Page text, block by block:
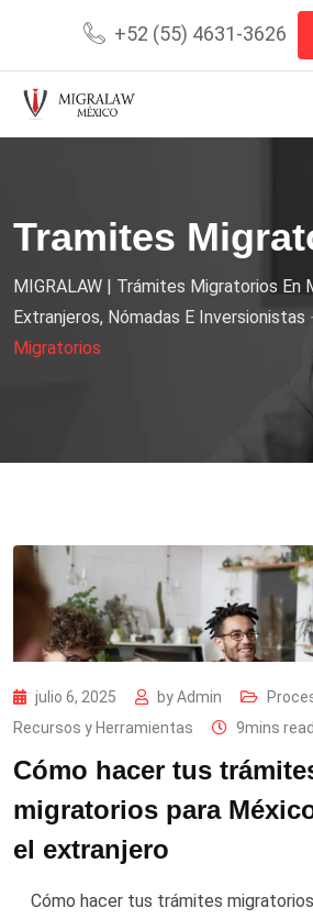
+52 (55) 4631-3626
Tramites
MIGRALAW | Trámites Migratorios En
Extranjeros, Nómadas E Inversionistas
Migratorios
julio 6, 2025 byAdmin
Recursos y Herramientas
9mins read
Cómo hacer tus
migratorios para
el extranjero
Cómo hacer tus trámites